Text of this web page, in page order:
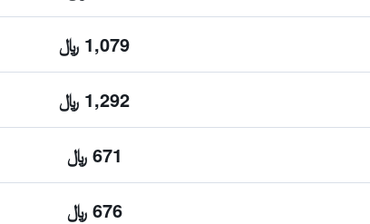
1,079 ﷼
1,292 ﷼
671 ﷼
676 ﷼